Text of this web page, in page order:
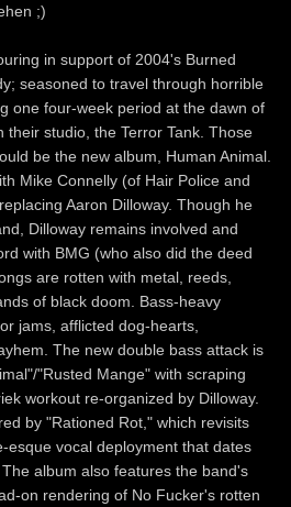
;)
in support of 2004's Burned
seasoned to travel through horrible
one four-week period at the dawn of
their studio, the Terror Tank. Those
be the new album, Human Animal.
Mike Connelly (of Hair Police and
Aaron Dilloway. Though he
Dilloway remains involved and
with BMG (who also did the deed
are rotten with metal, reeds,
of black doom. Bass-heavy
jams, afflicted dog-hearts,
The new double bass attack is
"Rusted Mange" with scraping
workout re-organized by Dilloway.
by "Rationed Rot," which revisits
esque vocal deployment that dates
album also features the band's
on rendering of No Fucker's rotten